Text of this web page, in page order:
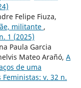
Felipe Fiuza,
militante ,
1 (2025)
Paula Garcia
Mateo Arañó, A
de uma
Feministas: v. 32 n.